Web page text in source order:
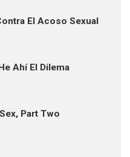
El Acoso Sexual
Ahí El Dilema
Part Two